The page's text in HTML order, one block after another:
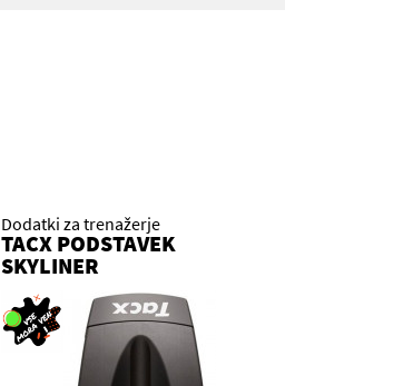
Dodatki za trenažerje
TACX PODSTAVEK
SKYLINER